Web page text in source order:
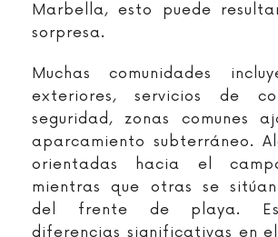
Marbella, esto puede
sorpresa.
Muchas comunidades
exteriores, servicios de
seguridad, zonas comunes
aparcamiento subterráneo.
orientadas hacia el
mientras que otras se
del frente de playa.
diferencias significativas en